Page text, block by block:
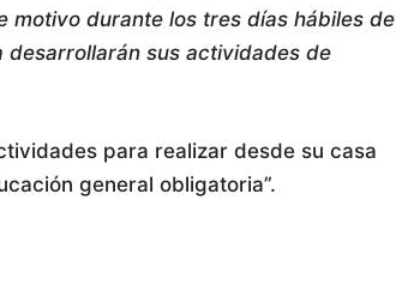
motivo durante los tres días hábiles de
desarrollarán sus actividades de
para realizar desde su casa
general obligatoria”.